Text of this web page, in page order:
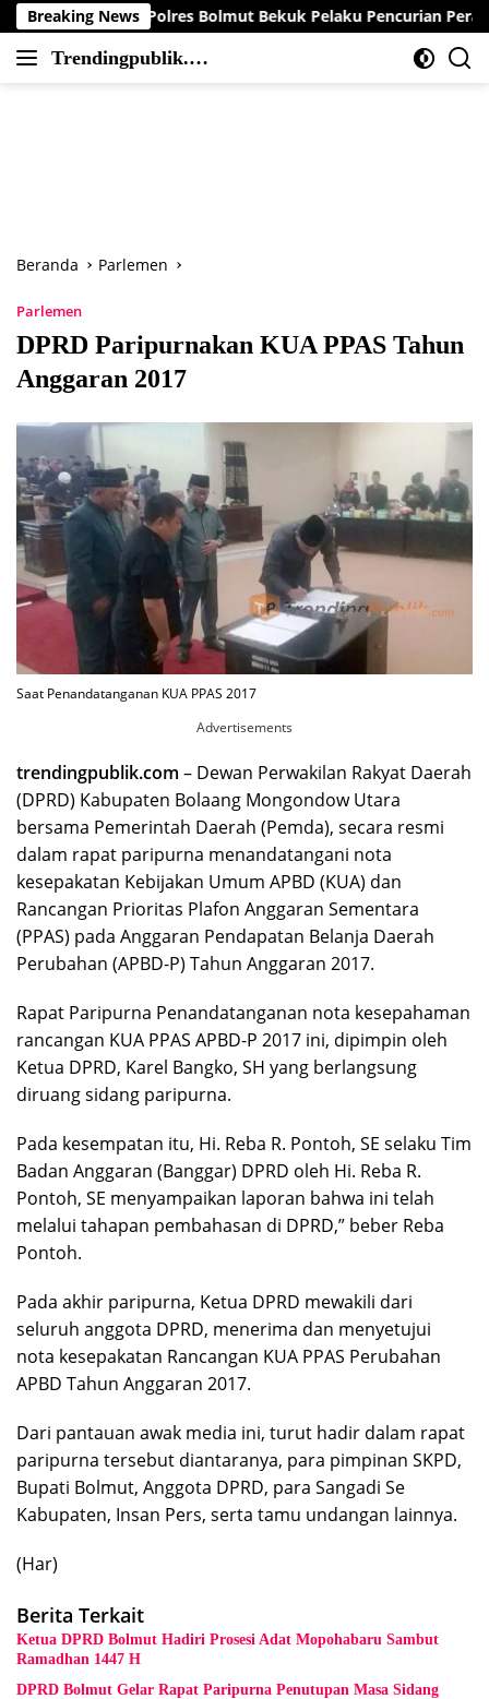
Langsung
ke
konten
Breaking News
Polres Bolmut Bekuk Pelaku Pencurian Perahu di Daerah
Trendingpublik.co
Berita
Beranda Parlemen
Parlemen
DPRD Paripurnakan KUA PPAS Tahun
Anggaran 2017
Saat Penandatanganan KUA PPAS 2017
Advertisements
trendingpublik.com – Dewan Perwakilan Rakyat Daerah
(DPRD) Kabupaten Bolaang Mongondow Utara
bersama Pemerintah Daerah (Pemda), secara resmi
dalam rapat paripurna menandatangani nota
kesepakatan Kebijakan Umum APBD (KUA) dan
Rancangan Prioritas Plafon Anggaran Sementara
(PPAS) pada Anggaran Pendapatan Belanja Daerah
Perubahan (APBD-P) Tahun Anggaran 2017.
Rapat Paripurna Penandatanganan nota kesepahaman
rancangan KUA PPAS APBD-P 2017 ini, dipimpin oleh
Ketua DPRD, Karel Bangko, SH yang berlangsung
diruang sidang paripurna.
Pada kesempatan itu, Hi. Reba R. Pontoh, SE selaku Tim
Badan Anggaran (Banggar) DPRD oleh Hi. Reba R.
Pontoh, SE menyampaikan laporan bahwa ini telah
melalui tahapan pembahasan di DPRD,” beber Reba
Pontoh.
Pada akhir paripurna, Ketua DPRD mewakili dari
seluruh anggota DPRD, menerima dan menyetujui
nota kesepakatan Rancangan KUA PPAS Perubahan
APBD Tahun Anggaran 2017.
Dari pantauan awak media ini, turut hadir dalam rapat
paripurna tersebut diantaranya, para pimpinan SKPD,
Bupati Bolmut, Anggota DPRD, para Sangadi Se
Kabupaten, Insan Pers, serta tamu undangan lainnya.
(Har)
Berita Terkait
Ketua DPRD Bolmut Hadiri Prosesi Adat Mopohabaru Sambut
Ramadhan 1447 H
DPRD Bolmut Gelar Rapat Paripurna Penutupan Masa Sidang